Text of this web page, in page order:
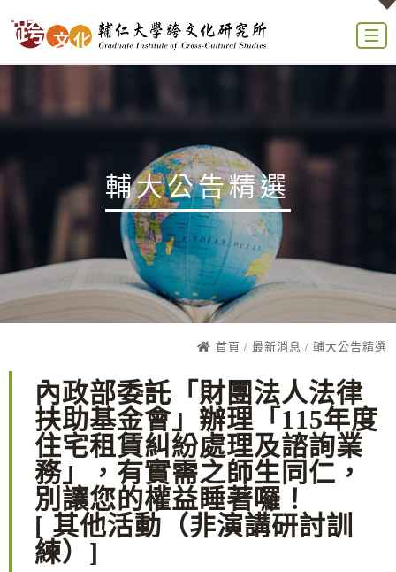
輔大公告精選
首頁 / 最新消息 / 輔大公告精選
內政部委託「財團法人法律
扶助基金會」辦理「115年度
住宅租賃糾紛處理及諮詢業
務」，有實需之師生同仁，
別讓您的權益睡著囉！
[ 其他活動（非演講研討訓
練）]